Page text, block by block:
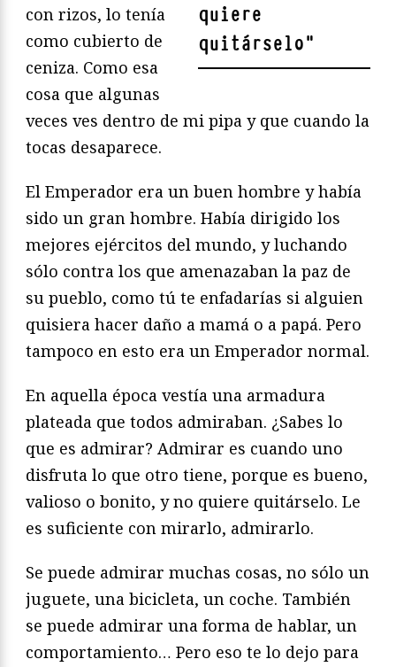
quiere
quitárselo"
con rizos, lo tenía
como cubierto de
ceniza. Como esa
cosa que algunas
veces ves dentro de mi pipa y que cuando la
tocas desaparece.
El Emperador era un buen hombre y había
sido un gran hombre. Había dirigido los
mejores ejércitos del mundo, y luchando
sólo contra los que amenazaban la paz de
su pueblo, como tú te enfadarías si alguien
quisiera hacer daño a mamá o a papá. Pero
tampoco en esto era un Emperador normal.
En aquella época vestía una armadura
plateada que todos admiraban. ¿Sabes lo
que es admirar? Admirar es cuando uno
disfruta lo que otro tiene, porque es bueno,
valioso o bonito, y no quiere quitárselo. Le
es suficiente con mirarlo, admirarlo.
Se puede admirar muchas cosas, no sólo un
juguete, una bicicleta, un coche. También
se puede admirar una forma de hablar, un
comportamiento… Pero eso te lo dejo para